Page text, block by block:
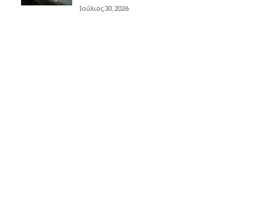
Ιούλιος 30, 2026